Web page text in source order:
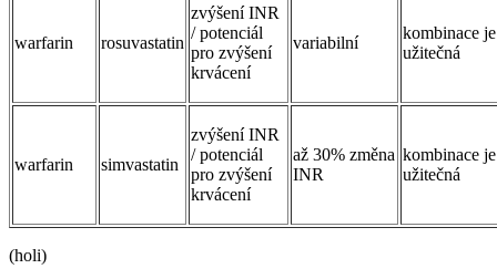
warfarin rosuvastatin
zvýšení INR
/ potenciál
pro zvýšení
krvácení
variabilní
kombinace je
užitečná
warfarin simvastatin
zvýšení INR
/ potenciál
pro zvýšení
krvácení
až 30% změna
INR
kombinace je
užitečná
(holi)